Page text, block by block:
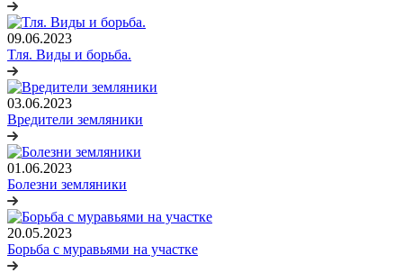
09.06.2023
Тля. Виды и борьба.
03.06.2023
Вредители земляники
01.06.2023
Болезни земляники
20.05.2023
Борьба с муравьями на участке